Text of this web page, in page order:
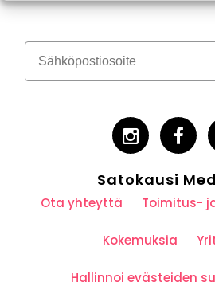
Satokausi
Ota yhteyttä Toimitus-
Kokemuksia
Hallinnoi evästeiden